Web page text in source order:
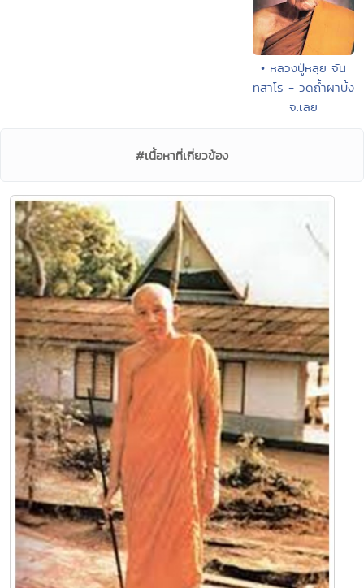
• หลวงปู่หลุย จัน
ทสาโร - วัดถ้ำผาบิ้ง
จ.เลย
#เนื้อหาที่เกี่ยวข้อง